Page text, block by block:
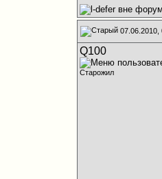
07.06.2010,
Q100
Старожил